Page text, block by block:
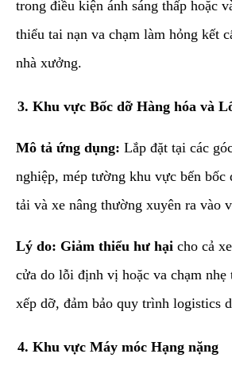
trong điều kiện ánh sáng thấp hoặc
thiểu tai nạn va chạm làm hỏng kết
nhà xưởng.
​3. Khu vực Bốc dỡ Hàng hóa và
Mô tả ứng dụng: Lắp đặt tại các
nghiệp, mép tường khu vực bến bốc
tải và xe nâng thường xuyên ra vào
Lý do: Giảm thiểu hư hại cho cả
cửa do lỗi định vị hoặc va chạm nhẹ
xếp dỡ, đảm bảo quy trình logistics
​4. Khu vực Máy móc Hạng nặng